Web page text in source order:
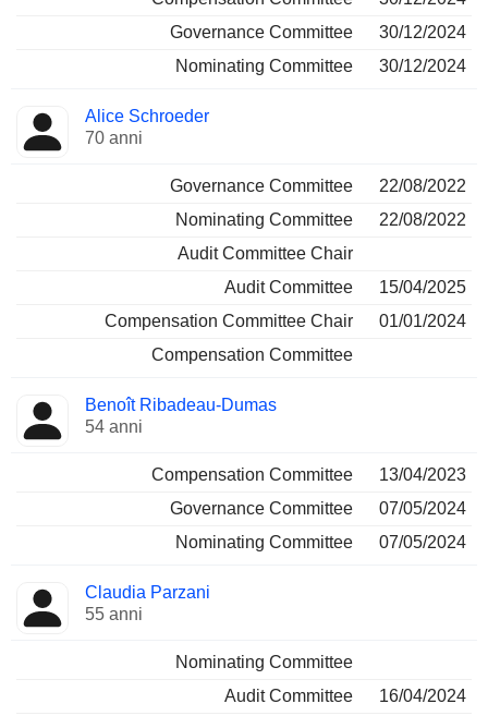
Governance Committee
30/12/2024
Nominating Committee
30/12/2024
Alice Schroeder
70 anni
Governance Committee
22/08/2022
Nominating Committee
22/08/2022
Audit Committee Chair
Audit Committee
15/04/2025
Compensation Committee Chair
01/01/2024
Compensation Committee
Benoît Ribadeau-Dumas
54 anni
Compensation Committee
13/04/2023
Governance Committee
07/05/2024
Nominating Committee
07/05/2024
Claudia Parzani
55 anni
Nominating Committee
Audit Committee
16/04/2024